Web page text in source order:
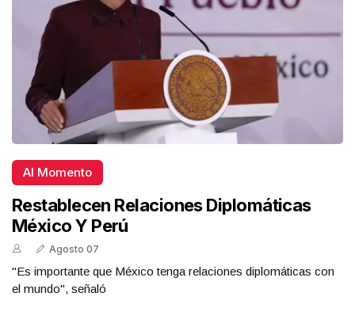
Al Momento
Restablecen Relaciones Diplomáticas
México Y Perú
Agosto 07
"Es importante que México tenga relaciones diplomáticas con
el mundo", señaló